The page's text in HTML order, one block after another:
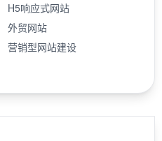
H5响应式网站
外贸网站
营销型网站建设